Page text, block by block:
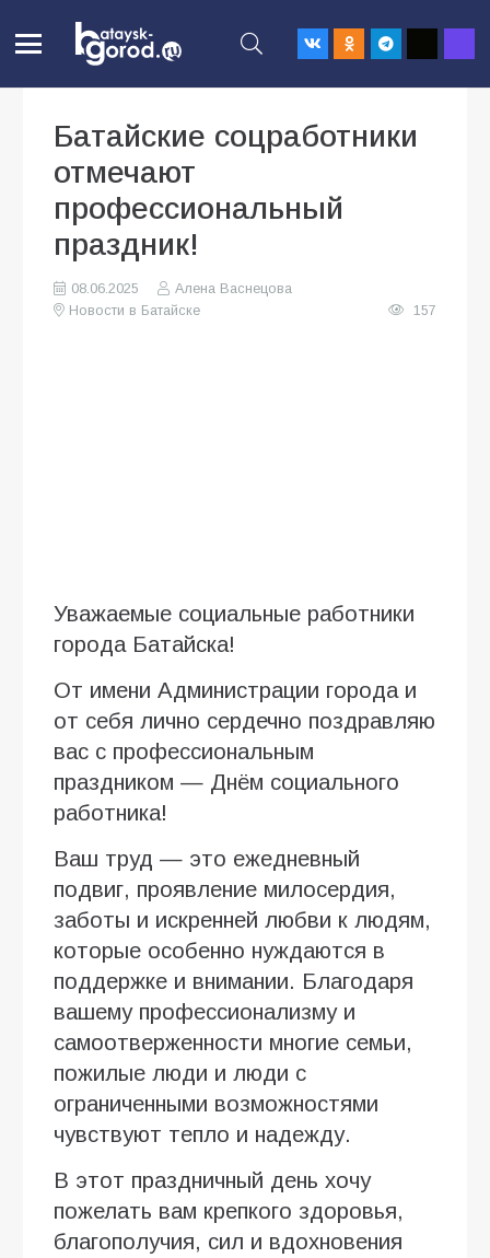
Батайские соцработники
отмечают
профессиональный
праздник!
08.06.2025
Алена Васнецова
Новости в Батайске
157
Уважаемые социальные работники
города Батайска!
От имени Администрации города и
от себя лично сердечно поздравляю
вас с профессиональным
праздником — Днём социального
работника!
Ваш труд — это ежедневный
подвиг, проявление милосердия,
заботы и искренней любви к людям,
которые особенно нуждаются в
поддержке и внимании. Благодаря
вашему профессионализму и
самоотверженности многие семьи,
пожилые люди и люди с
ограниченными возможностями
чувствуют тепло и надежду.
В этот праздничный день хочу
пожелать вам крепкого здоровья,
благополучия, сил и вдохновения